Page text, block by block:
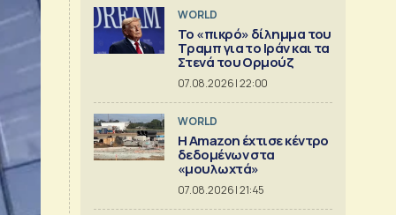
WORLD
Το «πικρό» δίλημμα του
Τραμπ για το Ιράν και τα
Στενά του Ορμούζ
07.08.2026 | 22:00
WORLD
Η Amazon έχτισε κέντρο
δεδομένων στα
«μουλωχτά»
07.08.2026 | 21:45